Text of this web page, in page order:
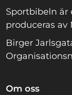
Sportbibeln är
produceras av
Birger
Om oss